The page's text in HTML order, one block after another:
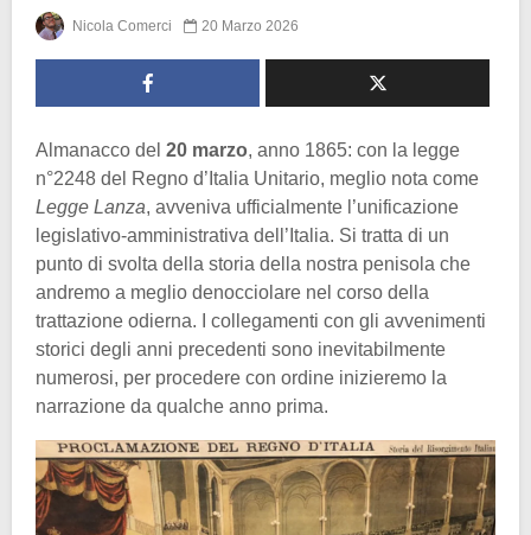
Nicola Comerci 20 Marzo 2026
Almanacco del 20 marzo, anno 1865: con la legge
n°2248 del Regno d’Italia Unitario, meglio nota come
Legge Lanza, avveniva ufficialmente l’unificazione
legislativo-amministrativa dell’Italia. Si tratta di un
punto di svolta della storia della nostra penisola che
andremo a meglio denocciolare nel corso della
trattazione odierna. I collegamenti con gli avvenimenti
storici degli anni precedenti sono inevitabilmente
numerosi, per procedere con ordine inizieremo la
narrazione da qualche anno prima.